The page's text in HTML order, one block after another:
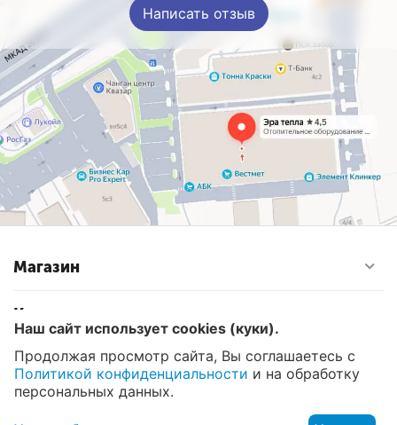
Написать отзыв
Магазин
Контакты
© 2008 - 2026 Эра Тепла. Интернет магазин отопительных
систем и водоснабжения в Москве
Наш сайт использует cookies (куки).
Продолжая просмотр сайта, Вы соглашаетесь с
Политикой конфиденциальности и на обработку
персональных данных.